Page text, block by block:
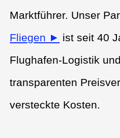
Marktführer. Unser
Fliegen ► ist seit 40
Flughafen-Logistik
transparenten
versteckte Kosten.